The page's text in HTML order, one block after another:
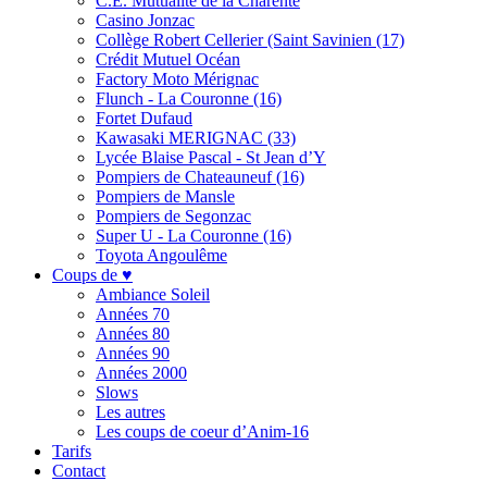
Casino Jonzac
Collège Robert Cellerier (Saint Savinien (17)
Crédit Mutuel Océan
Factory Moto Mérignac
Flunch - La Couronne (16)
Fortet Dufaud
Kawasaki MERIGNAC (33)
Lycée Blaise Pascal - St Jean d’Y
Pompiers de Chateauneuf (16)
Pompiers de Mansle
Pompiers de Segonzac
Super U - La Couronne (16)
Toyota Angoulême
Coups de ♥
Ambiance Soleil
Années 70
Années 80
Années 90
Années 2000
Slows
Les autres
Les coups de coeur d’Anim-16
Tarifs
Contact